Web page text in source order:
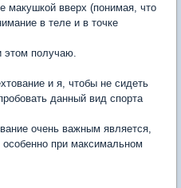
макушкой вверх (понимая, что
в теле и в точке
этом получаю.
и я, чтобы не сидеть
данный вид спорта
очень важным является,
при максимальном